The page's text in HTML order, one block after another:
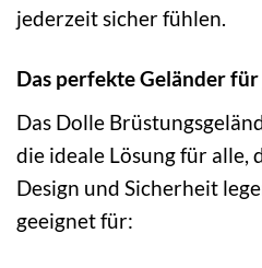
jederzeit sicher fühlen.
Das perfekte Geländer für
Das Dolle
die ideale Lösung für alle,
Design und Sicherheit
geeignet für: